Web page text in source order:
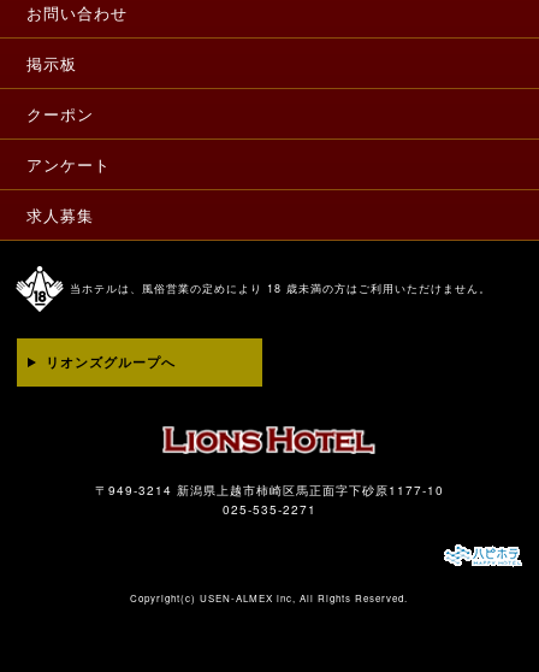
お問い合わせ
掲示板
クーポン
アンケート
求人募集
当ホテルは、風俗営業の定めにより 18 歳未満の方はご利用いただけません。
リオンズグループへ
〒949-3214 新潟県上越市柿崎区馬正面字下砂原1177-10
025-535-2271
Copyright(c)USEN-ALMEX inc, All Rights Reserved.